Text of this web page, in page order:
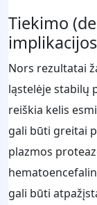
Tiekimo
Nors rezultatai
ląstelėje stabilų
reiškia kelis
gali būti greitai
plazmos
gali būti